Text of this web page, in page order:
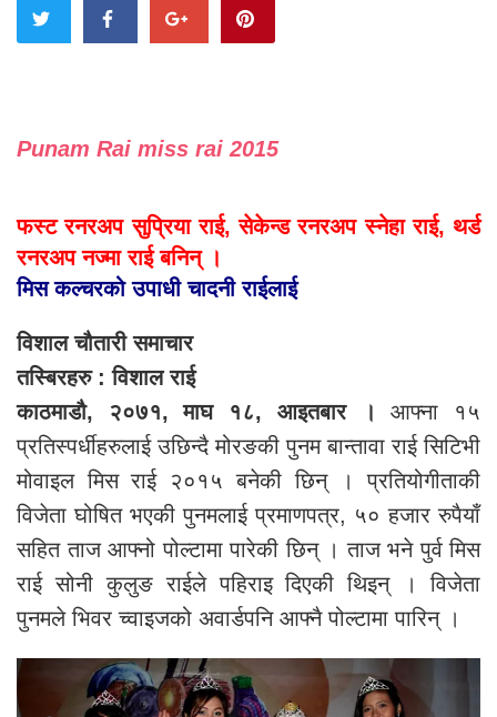
Punam Rai miss rai 2015
फस्ट रनरअप सुप्रिया राई, सेकेन्ड रनरअप स्नेहा राई, थर्ड
रनरअप नज्मा राई बनिन् ।
मिस कल्चरको उपाधी चादनी राईलाई
विशाल चौतारी समाचार
तस्बिरहरु : विशाल राई
काठमाडौ, २०७१, माघ १८, आइतबार ।
आफ्ना १५
प्रतिस्पर्धीहरुलाई उछिन्दै मोरङकी पुनम बान्तावा राई सिटिभी
मोवाइल मिस राई २०१५ बनेकी छिन् । प्रतियोगीताकी
विजेता घोषित भएकी पुनमलाई प्रमाणपत्र, ५० हजार रुपैयाँ
सहित ताज आफ्नो पोल्टामा पारेकी छिन् । ताज भने पुर्व मिस
राई सोनी कुलुङ राईले पहिराइ दिएकी थिइन् । विजेता
पुनमले भिवर च्वाइजको अवार्डपनि आफ्नै पोल्टामा पारिन् ।